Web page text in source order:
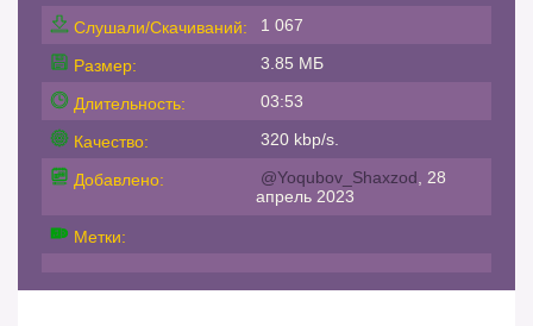
Слушали/Скачиваний:
1 067
Размер: 3.85 МБ
Длительность: 03:53
Качество: 320 kbp/s.
Добавлено: @Yoqubov_Shaxzod , 28
апрель 2023
Метки: